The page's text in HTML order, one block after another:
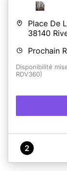
Place De
38140
Prochain
Disponibilité
RDV360)
A propos de
2